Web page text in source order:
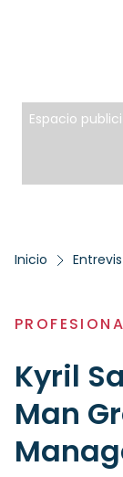
Espacio
Inicio
Kyril
Man